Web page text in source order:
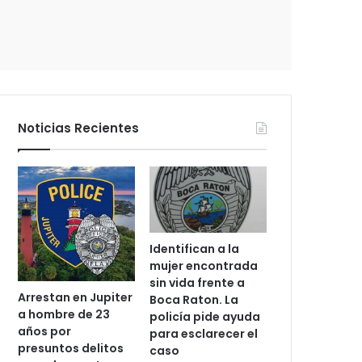
i
o
Noticias Recientes
Arrestan en Jupiter
a hombre de 23
años por
presuntos delitos
Identifican a la
mujer encontrada
sin vida frente a
Boca Raton. La
policía pide ayuda
para esclarecer el
caso